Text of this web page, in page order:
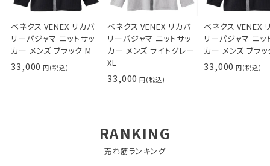
ベネクス VENEX リカバ
リーパジャマ ニットサッ
カー メンズ ブラック M
33,000
ベネクス VENEX リカバ
リーパジャマ ニットサッ
カー メンズ ライトグレー
XL
33,000
ベネクス VENEX
リーパジャマ ニッ
カー メンズ ブラ
33,000
RANKING
売れ筋ランキング